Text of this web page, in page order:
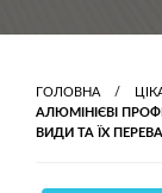
ГОЛОВНА
АЛЮМІНІЄВІ
ВИДИ ТА ЇХ